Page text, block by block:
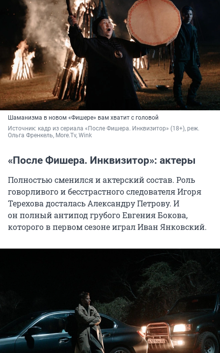
Шаманизма в новом «Фишере» вам хватит с головой
Источник: кадр из сериала «После Фишера. Инквизитор» (18+), реж.
Ольга Френкель, More.Tv, Wink
«После Фишера. Инквизитор»: актеры
Полностью сменился и актерский состав. Роль
говорливого и бесстрастного следователя Игоря
Терехова досталась Александру Петрову. И
он полный антипод грубого Евгения Бокова,
которого в первом сезоне играл Иван Янковский.